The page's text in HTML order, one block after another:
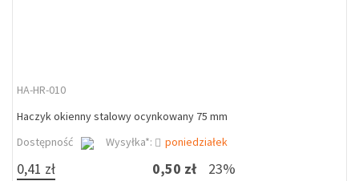
HA-HR-010
Haczyk okienny stalowy ocynkowany 75 mm
Dostępność
Wysyłka*: poniedziałek
0,41 zł 0,50 zł 23%